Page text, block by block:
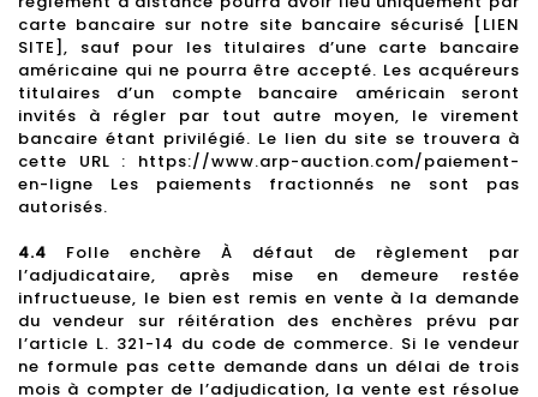
carte bancaire sur notre site bancaire sécurisé [LIEN
SITE], sauf pour les titulaires d’une carte bancaire
américaine qui ne pourra être accepté. Les acquéreurs
titulaires d’un compte bancaire américain seront
invités à régler par tout autre moyen, le virement
bancaire étant privilégié. Le lien du site se trouvera à
cette URL : https://www.arp-auction.com/paiement-
en-ligne Les paiements fractionnés ne sont pas
autorisés.
4.4 Folle enchère À défaut de règlement par
l’adjudicataire, après mise en demeure restée
infructueuse, le bien est remis en vente à la demande
du vendeur sur réitération des enchères prévu par
l’article L. 321-14 du code de commerce. Si le vendeur
ne formule pas cette demande dans un délai de trois
mois à compter de l’adjudication, la vente est résolue